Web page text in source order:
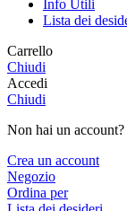
Info Utili
Lista dei
Carrello
Chiudi
Accedi
Chiudi
Non hai un account?
Crea un account
Negozio
Ordina per